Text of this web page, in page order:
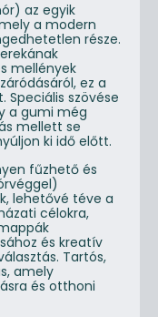
az egyik
a modern
része.
mellények
ez a
Speciális szövése
a gumi még
mellett se
ki idő előtt.
fűzhető és
lehetővé téve a
célokra,
és kreatív
Tartós,
amely
és otthoni